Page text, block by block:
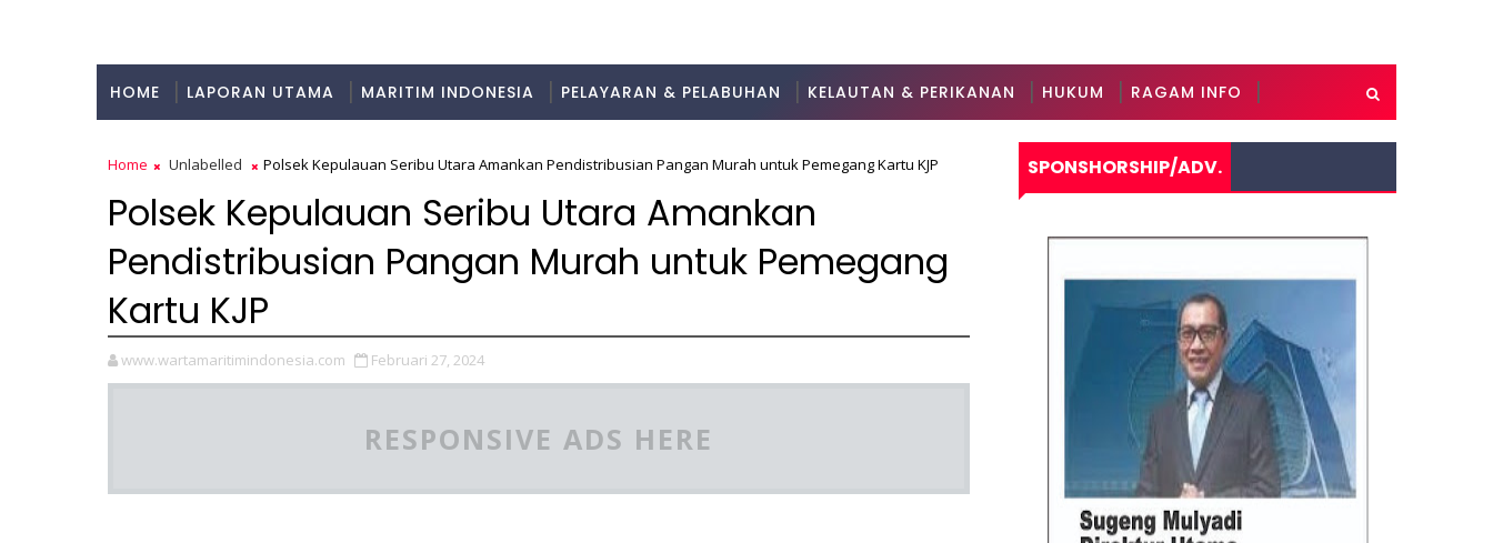
HOME LAPORAN UTAMA MARITIM INDONESIA PELAYARAN & PELABUHAN KELAUTAN & PERIKANAN HUKUM RAGAM INFO
Home Unlabelled Polsek Kepulauan Seribu Utara Amankan Pendistribusian Pangan Murah untuk Pemegang Kartu KJP
Polsek Kepulauan Seribu Utara Amankan
Pendistribusian Pangan Murah untuk Pemegang
Kartu KJP
www.wartamaritimindonesia.com Februari 27, 2024
RESPONSIVE ADS HERE
SPONSHORSHIP/ADV.